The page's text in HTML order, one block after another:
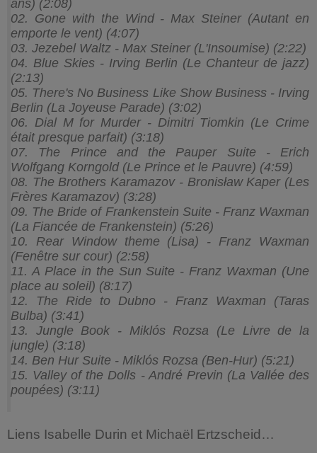
ans) (2:08)
02. Gone with the Wind - Max Steiner (Autant en
emporte le vent) (4:07)
03. Jezebel Waltz - Max Steiner (L'Insoumise) (2:22)
04. Blue Skies - Irving Berlin (Le Chanteur de jazz)
(2:13)
05. There's No Business Like Show Business - Irving
Berlin (La Joyeuse Parade) (3:02)
06. Dial M for Murder - Dimitri Tiomkin (Le Crime
était presque parfait) (3:18)
07. The Prince and the Pauper Suite - Erich
Wolfgang Korngold (Le Prince et le Pauvre) (4:59)
08. The Brothers Karamazov - Bronisław Kaper (Les
Frères Karamazov) (3:28)
09. The Bride of Frankenstein Suite - Franz Waxman
(La Fiancée de Frankenstein) (5:26)
10. Rear Window theme (Lisa) - Franz Waxman
(Fenêtre sur cour) (2:58)
11. A Place in the Sun Suite - Franz Waxman (Une
place au soleil) (8:17)
12. The Ride to Dubno - Franz Waxman (Taras
Bulba) (3:41)
13. Jungle Book - Miklós Rozsa (Le Livre de la
jungle) (3:18)
14. Ben Hur Suite - Miklós Rozsa (Ben-Hur) (5:21)
15. Valley of the Dolls - André Previn (La Vallée des
poupées) (3:11)
Liens Isabelle Durin et Michaël Ertzscheid…